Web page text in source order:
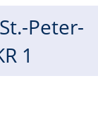
Peter-
1